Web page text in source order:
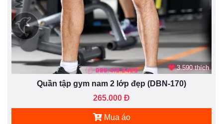
3.590 thích
Quần tập gym nam 2 lớp đẹp (DBN-170)
265.000 Đ
Mua áo